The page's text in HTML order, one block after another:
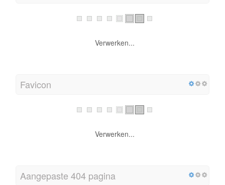
Verwerken...
Favicon
Verwerken...
Aangepaste 404 pagina